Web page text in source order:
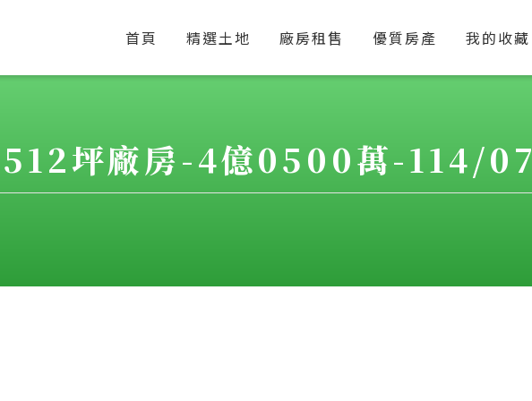
首頁 精選土地 廠房租售 優質房產 我的收藏
坪廠房-4億0500萬-114/07